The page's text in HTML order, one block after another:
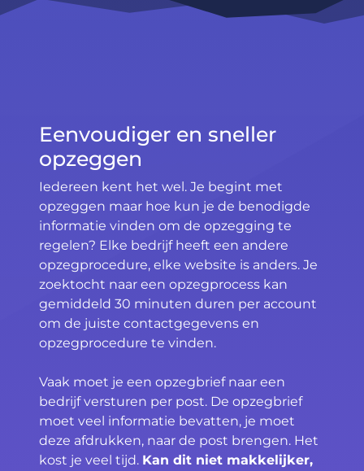
Eenvoudiger en sneller
opzeggen
Iedereen kent het wel. Je begint met
opzeggen maar hoe kun je de benodigde
informatie vinden om de opzegging te
regelen? Elke bedrijf heeft een andere
opzegprocedure, elke website is anders. Je
zoektocht naar een opzegprocess kan
gemiddeld 30 minuten duren per account
om de juiste contactgegevens en
opzegprocedure te vinden.
Vaak moet je een opzegbrief naar een
bedrijf versturen per post. De opzegbrief
moet veel informatie bevatten, je moet
deze afdrukken, naar de post brengen. Het
kost je veel tijd. Kan dit niet makkelijker,